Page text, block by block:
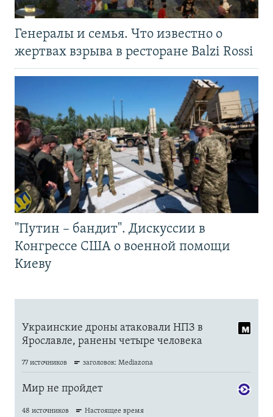
Генералы и семья. Что известно о
жертвах взрыва в ресторане Balzi Rossi
"Путин – бандит". Дискуссии в
Конгрессе США о военной помощи
Киеву